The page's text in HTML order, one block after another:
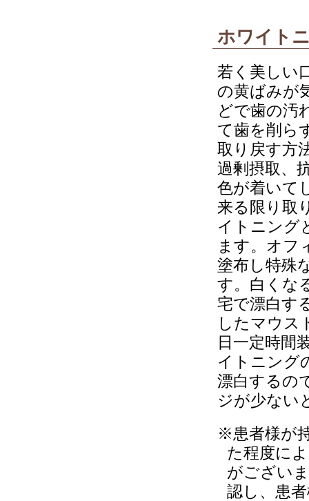
ホワイト
若く美しい
の黄ばみが
どで歯の汚
て歯を削ら
取り戻す方
過剰摂取、
色が着いて
来る限り取
イトニング
ます。オフ
塗布し特殊
す。白くな
宅で漂白す
したマウス
日一定時間
イトニング
漂白するの
ジが少ない
※患者様が
た程度に
がござい
認し、患